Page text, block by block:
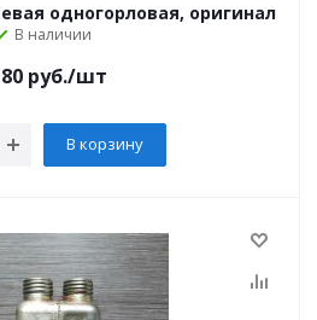
одногорловая, оригинал
В наличии
руб./шт
В корзину